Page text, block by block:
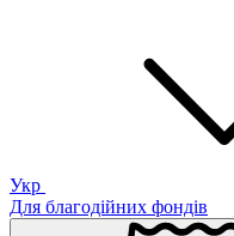
Укр
Для благодійних фондів